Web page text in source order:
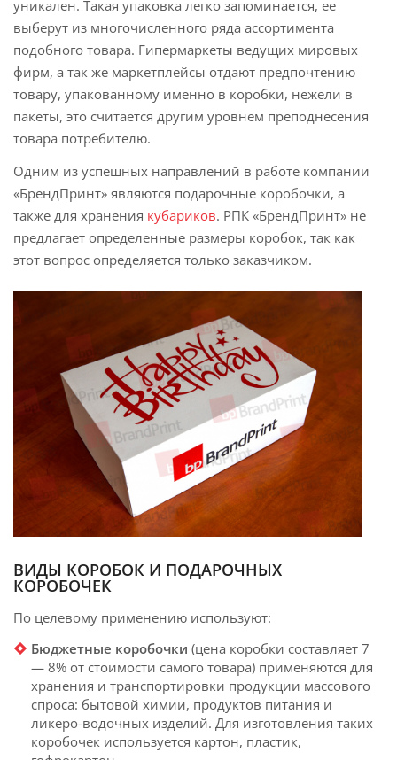
уникален. Такая упаковка легко запоминается, ее
выберут из многочисленного ряда ассортимента
подобного товара. Гипермаркеты ведущих мировых
фирм, а так же маркетплейсы отдают предпочтению
товару, упакованному именно в коробки, нежели в
пакеты, это считается другим уровнем преподнесения
товара потребителю.
Одним из успешных направлений в работе компании
«БрендПринт» являются подарочные коробочки, а
также для хранения кубариков. РПК «БрендПринт» не
предлагает определенные размеры коробок, так как
этот вопрос определяется только заказчиком.
ВИДЫ КОРОБОК И ПОДАРОЧНЫХ
КОРОБОЧЕК
По целевому применению используют:
Бюджетные коробочки (цена коробки составляет 7
— 8% от стоимости самого товара) применяются для
хранения и транспортировки продукции массового
спроса: бытовой химии, продуктов питания и
ликеро-водочных изделий. Для изготовления таких
коробочек используется картон, пластик,